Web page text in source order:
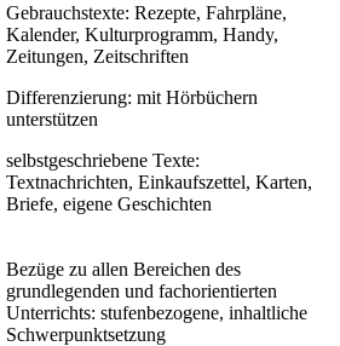
Gebrauchstexte: Rezepte, Fahrpläne,
Kalender, Kulturprogramm, Handy,
Zeitungen, Zeitschriften
Differenzierung: mit Hörbüchern
unterstützen
selbstgeschriebene Texte:
Textnachrichten, Einkaufszettel, Karten,
Briefe, eigene Geschichten
Bezüge zu allen Bereichen des
grundlegenden und fachorientierten
Unterrichts: stufenbezogene, inhaltliche
Schwerpunktsetzung